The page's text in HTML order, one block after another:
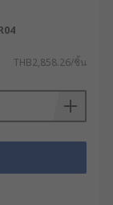
THB2,858.26/ชิ้น